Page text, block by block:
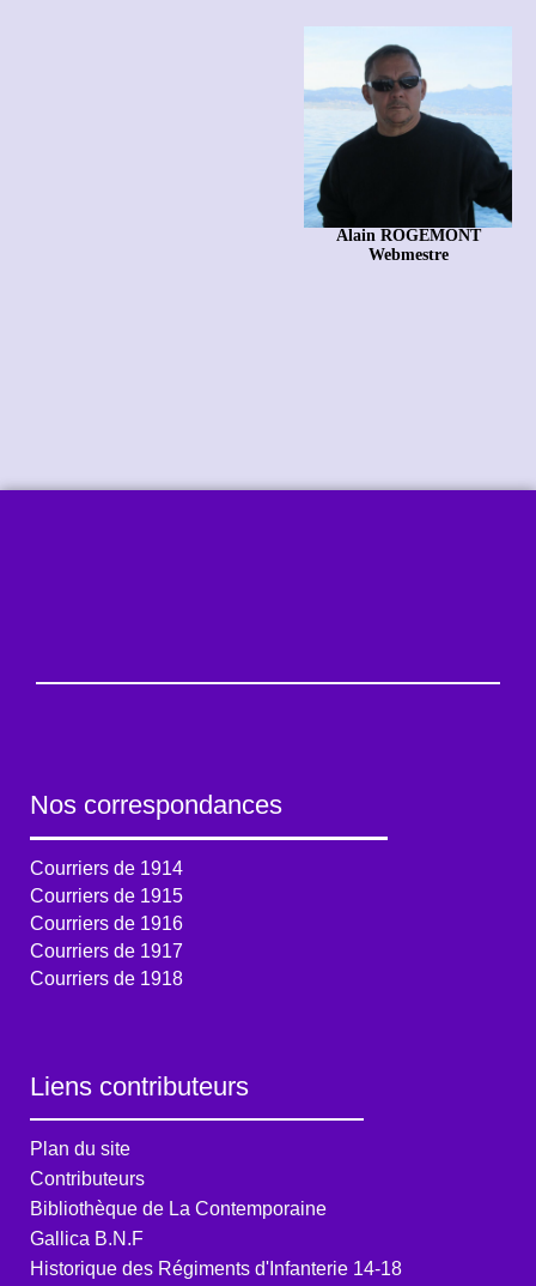
Alain ROGEMONT
Webmestre
Nos correspondances
Courriers de 1914
Courriers de 1915
Courriers de 1916
Courriers de 1917
Courriers de 1918
Liens contributeurs
Plan du site
Contributeurs
Bibliothèque de La Contemporaine
Gallica B.N.F
Historique des Régiments d'Infanterie 14-18